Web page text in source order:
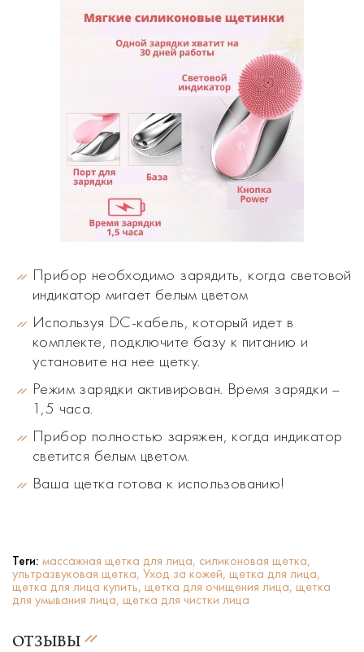
Прибор необходимо зарядить, когда световой
индикатор мигает белым цветом
Используя DC-кабель, который идет в
комплекте, подключите базу к питанию и
установите на нее щетку.
Режим зарядки активирован. Время зарядки –
1,5 часа.
Прибор полностью заряжен, когда индикатор
светится белым цветом.
Ваша щетка готова к использованию!
Теги: массажная щетка для лица, силиконовая щетка,
ультразвуковая щетка, Уход за кожей, щетка для лица,
щетка для лица купить, щетка для очищения лица, щетка
для умывания лица, щетка для чистки лица
ОТЗЫВЫ